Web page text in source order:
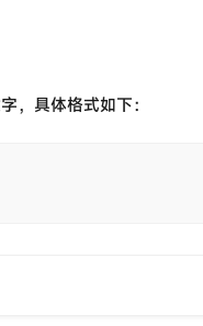
，具体格式如下：